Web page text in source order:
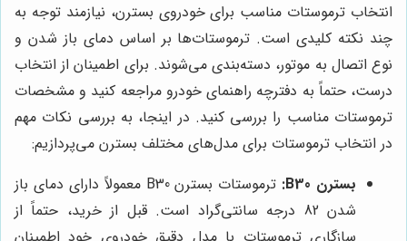
انتخاب ترموستات مناسب برای خودروی بسترن، نیازمند توجه به
چند نکته کلیدی است. ترموستات‌ها بر اساس دمای باز شدن و
نوع اتصال به موتور، دسته‌بندی می‌شوند. برای اطمینان از انتخاب
درست، حتماً به دفترچه راهنمای خودرو مراجعه کنید و مشخصات
ترموستات مناسب را بررسی کنید. در اینجا، به بررسی نکات مهم
در انتخاب ترموستات برای مدل‌های مختلف بسترن می‌پردازیم:
بسترن B30:
ترموستات بسترن B30 معمولاً دارای دمای باز
شدن 82 درجه سانتی‌گراد است. قبل از خرید، حتماً از